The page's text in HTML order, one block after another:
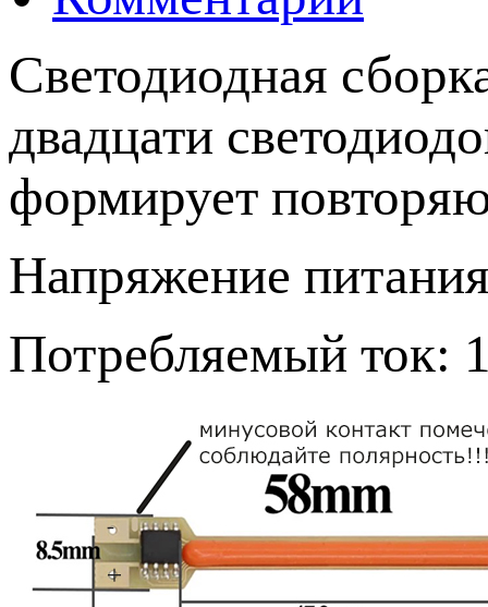
Светодиодная
двадцати
формирует
Напряжение
Потребляемый ток: